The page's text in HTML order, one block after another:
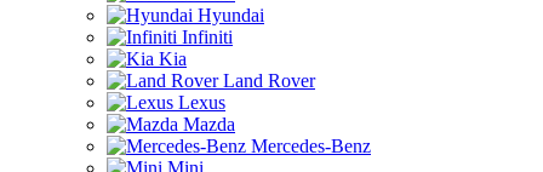
Hyundai
Infiniti
Kia
Land Rover
Lexus
Mazda
Mercedes-Benz
Mini